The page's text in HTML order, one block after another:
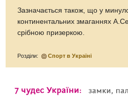
Зазначається також, що у
континентальних змаганнях
срібною призеркою.
Розділи: Спорт в Україні